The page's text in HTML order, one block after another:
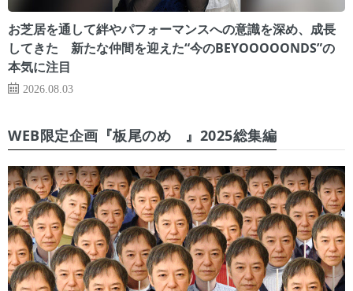
お芝居を通して絆やパフォーマンスへの意識を深め、成長
してきた 新たな仲間を迎えた“今のBEYOOOOONDS”の
本気に注目
2026.08.03
WEB限定企画『板尾のめ゙』2025総集編